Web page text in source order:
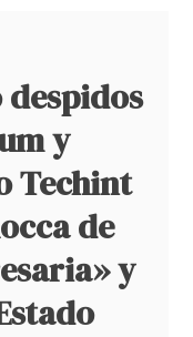
despidos
y
Techint
de
y